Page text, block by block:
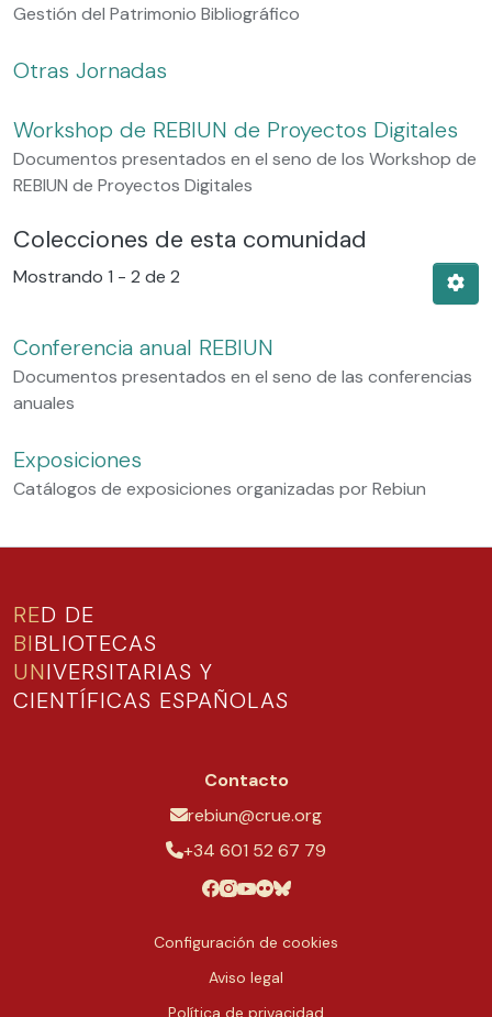
Gestión del Patrimonio Bibliográfico
Otras Jornadas
Workshop de REBIUN de Proyectos Digitales
Documentos presentados en el seno de los Workshop de
REBIUN de Proyectos Digitales
Colecciones de esta comunidad
Mostrando 1 - 2 de 2
Conferencia anual REBIUN
Documentos presentados en el seno de las conferencias
anuales
Exposiciones
Catálogos de exposiciones organizadas por Rebiun
RED DE
BIBLIOTECAS
UNIVERSITARIAS Y
CIENTÍFICAS ESPAÑOLAS
Contacto
rebiun@crue.org
+34 601 52 67 79
Configuración de cookies
Aviso legal
Política de privacidad